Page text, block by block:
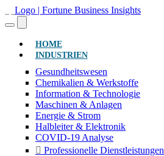
HOME(AKTUELL)
INDUSTRIEN
Gesundheitswesen
Chemikalien & Werkstoffe
Information & Technologie
Maschinen & Anlagen
Energie & Strom
Halbleiter & Elektronik
COVID-19 Analyse
Professionelle Dienstleistungen